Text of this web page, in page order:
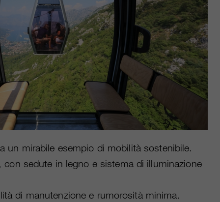
un mirabile esempio di mobilità sostenibile.
sedute in legno e sistema di illuminazione
di manutenzione e rumorosità minima.